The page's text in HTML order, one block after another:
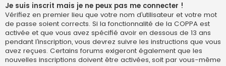
Je suis inscrit mais je ne peux pas me connecter !
Vérifiez en premier lieu que votre nom d’utilisateur et votre mot
de passe soient corrects. Si la fonctionnalité de la COPPA est
activée et que vous avez spécifié avoir en dessous de 13 ans
pendant l’inscription, vous devrez suivre les instructions que vous
avez reçues. Certains forums exigeront également que les
nouvelles inscriptions doivent être activées, soit par vous-même